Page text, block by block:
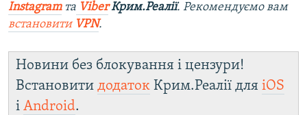
Instagramта ViberКрим.Реалії. Рекомендуємо вам
встановити VPN.
Новини без блокування і цензури!
Встановити додаток Крим.Реалії для iOS
і Android.